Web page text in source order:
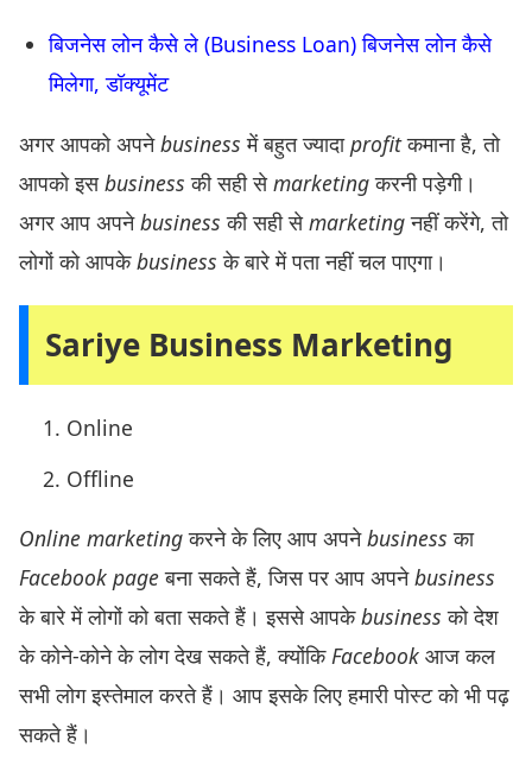
बिजनेस लोन कैसे ले (Business Loan) बिजनेस लोन कैसे
मिलेगा, डॉक्यूमेंट
अगर आपको अपनेbusiness में बहुत ज्यादाprofitकमाना है, तो
आपको इसbusiness की सही सेmarketingकरनी पड़ेगी।
अगर आप अपनेbusiness की सही सेmarketingनहीं करेंगे, तो
लोगों को आपकेbusiness के बारे में पता नहीं चल पाएगा।
Sariye Business Marketing
Online
Offline
Online marketingकरने के लिए आप अपनेbusiness का
Facebook pageबना सकते हैं, जिस पर आप अपनेbusiness
के बारे में लोगों को बता सकते हैं। इससे आपकेbusiness को देश
के कोने-कोने के लोग देख सकते हैं, क्योंकिFacebook आज कल
सभी लोग इस्तेमाल करते हैं। आप इसके लिए हमारी पोस्ट को भी पढ़
सकते हैं।